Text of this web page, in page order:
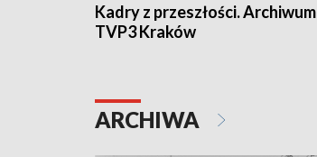
Kadry z przeszłości. Archiwum
TVP3 Kraków
ARCHIWA